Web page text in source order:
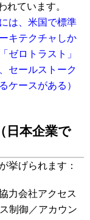
れています。
は、米国で標準
キテクチャしか
ゼロトラスト」
セールストーク
ケースがある）
日本企業で
挙げられます：
力会社アクセス
制御／アカウン